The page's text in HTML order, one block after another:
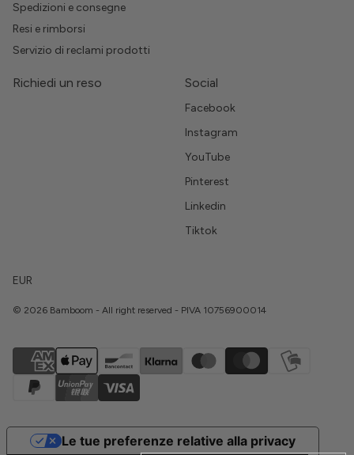
Spedizioni e consegne
Resi e rimborsi
Servizio di reclami prodotti
Richiedi un reso Social
Facebook
Instagram
YouTube
Pinterest
Linkedin
Tiktok
EUR
© 2026 Bamboom - All right reserved - PIVA 10756900014
Le tue preferenze relative alla privacy